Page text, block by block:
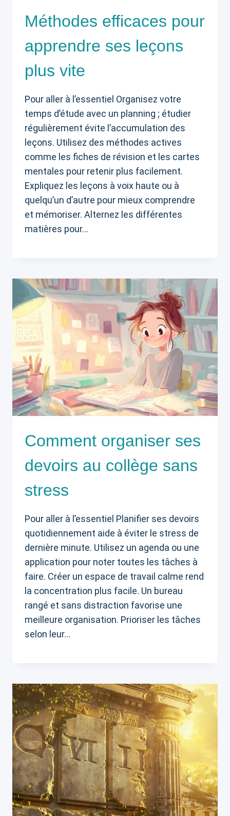
Méthodes efficaces pour
apprendre ses leçons
plus vite
Pour aller à l’essentiel Organisez votre
temps d’étude avec un planning ; étudier
régulièrement évite l’accumulation des
leçons. Utilisez des méthodes actives
comme les fiches de révision et les cartes
mentales pour retenir plus facilement.
Expliquez les leçons à voix haute ou à
quelqu’un d’autre pour mieux comprendre
et mémoriser. Alternez les différentes
matières pour…
Comment organiser ses
devoirs au collège sans
stress
Pour aller à l’essentiel Planifier ses devoirs
quotidiennement aide à éviter le stress de
dernière minute. Utilisez un agenda ou une
application pour noter toutes les tâches à
faire. Créer un espace de travail calme rend
la concentration plus facile. Un bureau
rangé et sans distraction favorise une
meilleure organisation. Prioriser les tâches
selon leur…